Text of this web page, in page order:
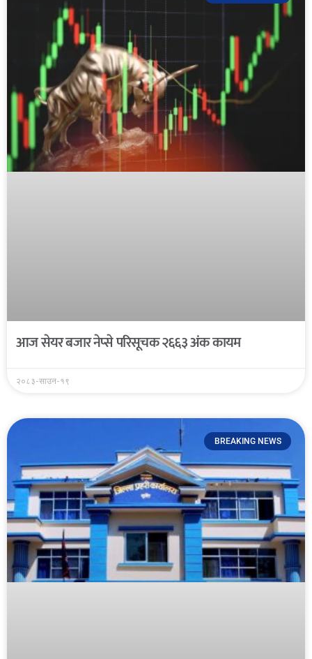
आज सेयर बजार नेप्से परिसूचक २६६३ अंक कायम
२०८३-साउन-१९
BREAKING NEWS